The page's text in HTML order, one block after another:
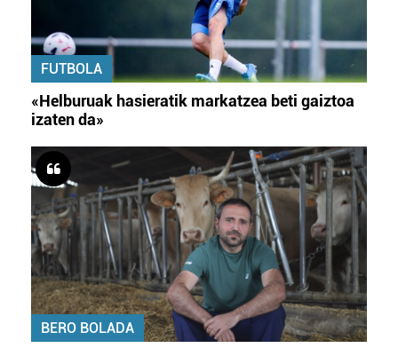
FUTBOLA
«Helburuak hasieratik markatzea beti gaiztoa
izaten da»
BERO BOLADA